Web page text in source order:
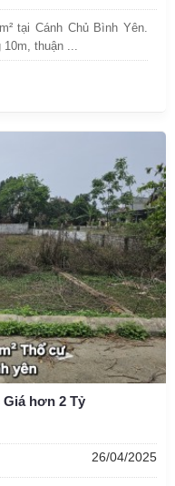
tại Cánh Chủ Bình Yên.
thuận ...
Giá hơn 2 Tỷ
26/04/2025